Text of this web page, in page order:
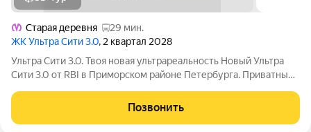
Старая деревня
29 мин.
ЖК Ультра Сити 3.0, 2 квартал 2028
Ультра Сити 3.0. Твоя новая ультрареальность Новый Ультра
Сити 3.0 от RBI в Приморском районе Петербурга. Приватный
беседками среди цветущих яблонь и груш, современные
уличные тренажёры и
Позвонить